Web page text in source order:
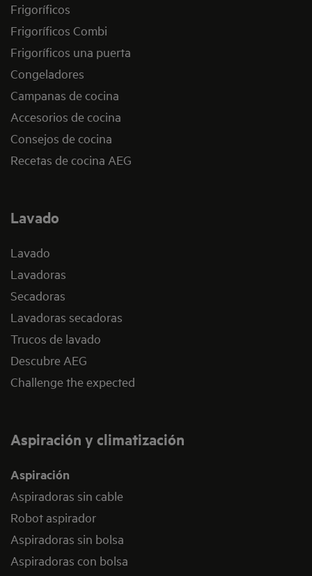
Frigoríficos
Frigoríficos Combi
Frigoríficos una puerta
Congeladores
Campanas de cocina
Accesorios de cocina
Consejos de cocina
Recetas de cocina AEG
Lavado
Lavado
Lavadoras
Secadoras
Lavadoras secadoras
Trucos de lavado
Descubre AEG
Challenge the expected
Aspiración y climatización
Aspiración
Aspiradoras sin cable
Robot aspirador
Aspiradoras sin bolsa
Aspiradoras con bolsa